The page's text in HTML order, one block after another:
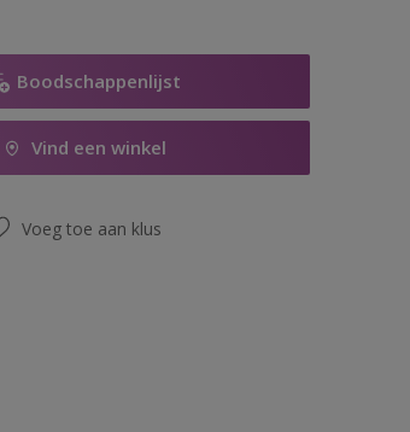
Boodschappenlijst
Vind een winkel
Voeg toe aan klus